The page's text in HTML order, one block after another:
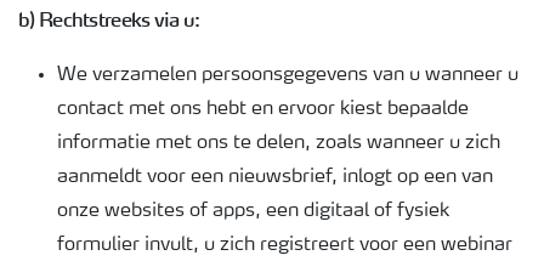
b) Rechtstreeks via u:
We verzamelen persoonsgegevens van u wanneer u
contact met ons hebt en ervoor kiest bepaalde
informatie met ons te delen, zoals wanneer u zich
aanmeldt voor een nieuwsbrief, inlogt op een van
onze websites of apps, een digitaal of fysiek
formulier invult, u zich registreert voor een webinar